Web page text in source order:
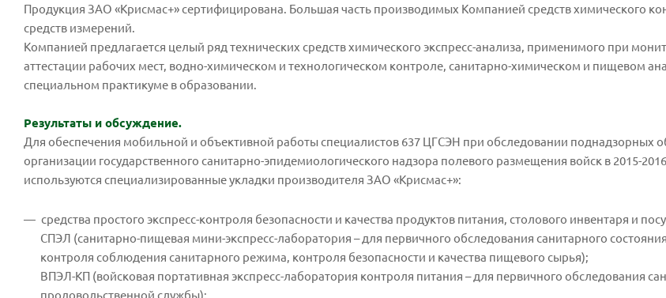
Продукция ЗАО «Крисмас+» сертифицирована. Большая часть производимых Компанией средств химического
средств измерений.
Компанией предлагается целый ряд технических средств химического экспресс-анализа, применимого при
аттестации рабочих мест, водно-химическом и технологическом контроле, санитарно-химическом и пищевом
специальном практикуме в образовании.
Результаты и обсуждение.
Для обеспечения мобильной и объективной работы специалистов 637 ЦГСЭН при обследовании поднадзорных
организации государственного санитарно-эпидемиологического надзора полевого размещения войск в 2015-
используются специализированные укладки производителя ЗАО «Крисмас+»:
средства простого экспресс-контроля безопасности и качества продуктов питания, столового инвентаря и
СПЭЛ (санитарно-пищевая мини-экспресс-лаборатория – для первичного обследования санитарного
контроля соблюдения санитарного режима, контроля безопасности и качества пищевого сырья);
ВПЭЛ-КП (войсковая портативная экспресс-лаборатория контроля питания – для первичного обследования
продовольственной службы);